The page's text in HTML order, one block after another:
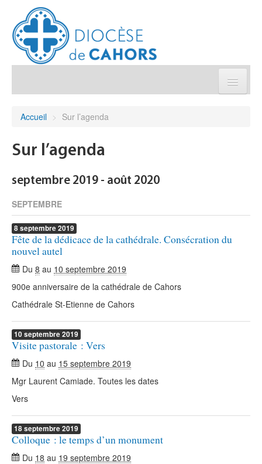
Agenda diocésain
Je donne
Accueil > Sur l’agenda
Sur l’agenda
septembre 2019 - août 2020
SEPTEMBRE
8septembre2019
Fête de la dédicace de la cathédrale. Consécration du
nouvel autel
Du 8 au 10 septembre 2019
900e anniversaire de la cathédrale de Cahors
Cathédrale St-Etienne de Cahors
10 septembre2019
Visite pastorale : Vers
Du 10 au 15 septembre 2019
Mgr Laurent Camiade. Toutes les dates
Vers
18septembre2019
Colloque : le temps d’un monument
Du 18 au 19 septembre 2019